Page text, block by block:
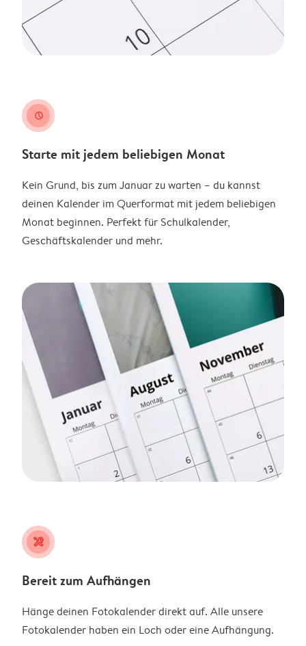
clock
Starte mit jedem beliebigen Monat
Kein Grund, bis zum Januar zu warten – du kannst
deinen Kalender im Querformat mit jedem beliebigen
Monat beginnen. Perfekt für Schulkalender,
Geschäftskalender und mehr.
tools
Bereit zum Aufhängen
Hänge deinen Fotokalender direkt auf. Alle unsere
Fotokalender haben ein Loch oder eine Aufhängung.